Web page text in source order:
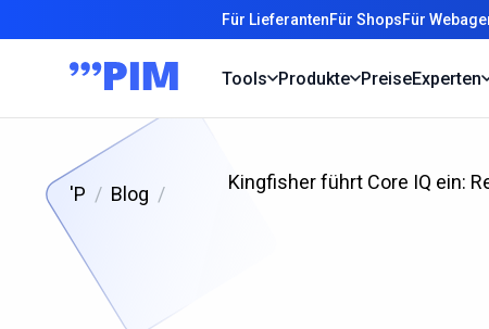
Für LieferantenFür ShopsFür
Tools Produkte PreiseExperten
'P Blog
Kingfisher führt Core IQ ein: